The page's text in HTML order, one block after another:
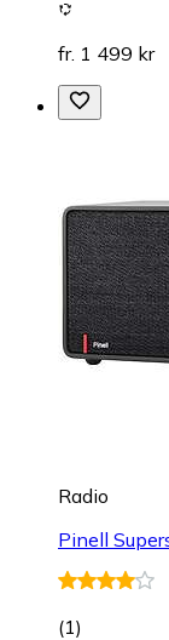
fr. 1 499 kr
Radio
Pinell
(1)